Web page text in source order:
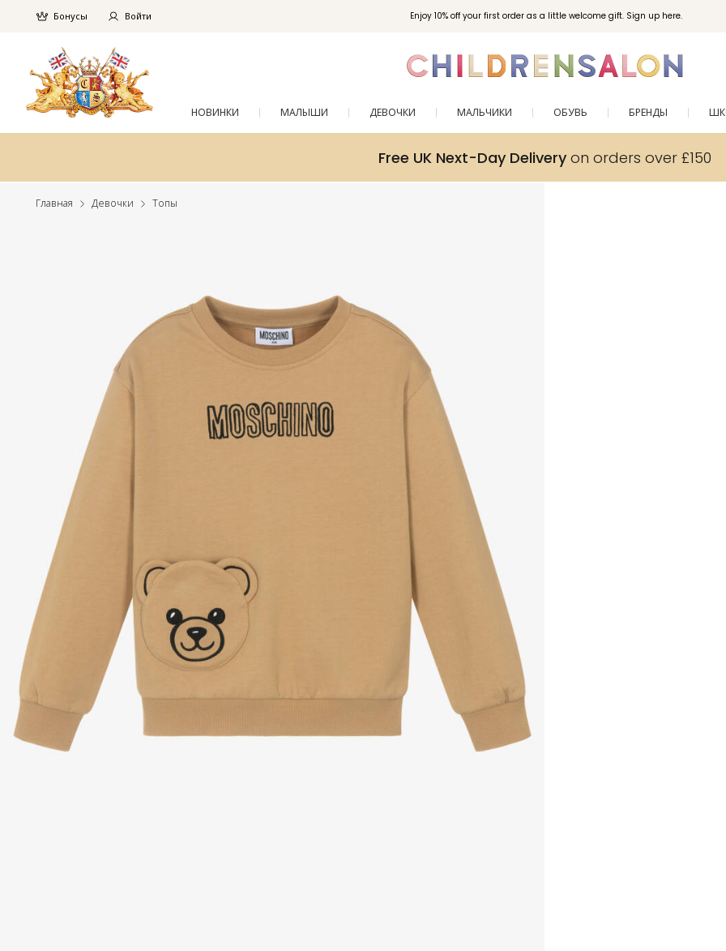
Enjoy 10% off your first order as a little welcome gift. Sign up here.
Бонусы Войти
НОВИНКИ МАЛЫШИ ДЕВОЧКИ МАЛЬЧИКИ ОБУВЬ БРЕНДЫ
Free UK Next-Day Deliveryon orders over £150
Главная Девочки Топы